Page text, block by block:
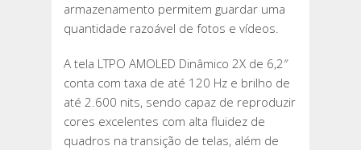
armazenamento permitem guardar uma
quantidade razoável de fotos e vídeos.
A tela LTPO AMOLED Dinâmico 2X de 6,2″
conta com taxa de até 120 Hz e brilho de
até 2.600 nits, sendo capaz de reproduzir
cores excelentes com alta fluidez de
quadros na transição de telas, além de